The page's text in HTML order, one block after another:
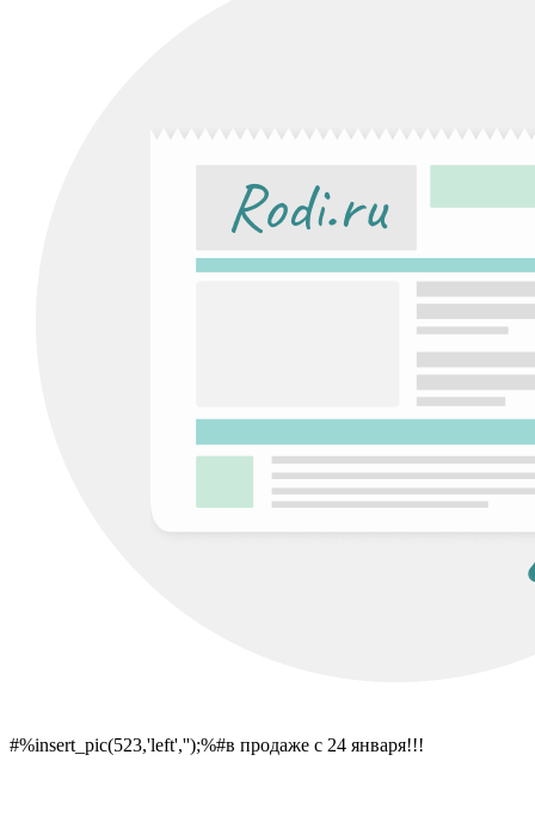
#%insert_pic(523,'left','');%#в продаже с 24 января!!!